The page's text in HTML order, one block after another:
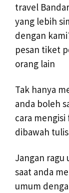
travel
yang lebih
dengan
pesan tiket
orang lain
Tak hanya
anda boleh
cara
dibawah
Jangan
saat anda
umum